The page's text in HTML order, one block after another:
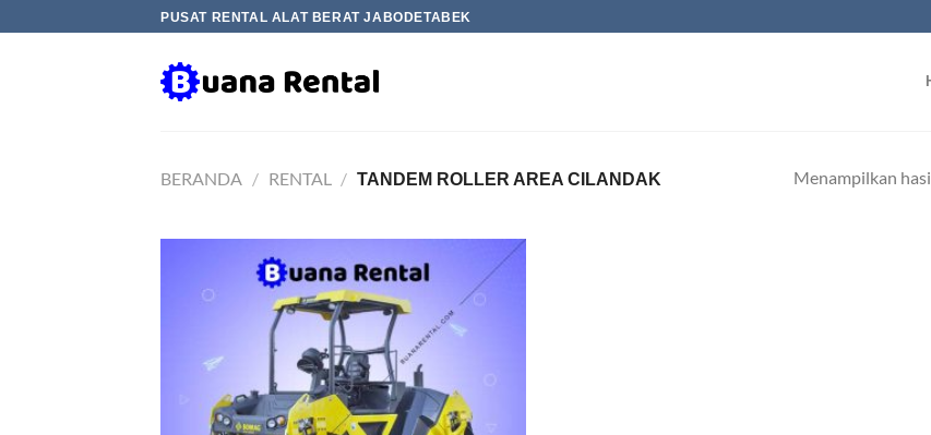
to
PUSAT RENTAL ALAT BERAT JABODETABEK
BERANDA / RENTAL / TANDEM ROLLER AREA CILANDAK Menampilkan